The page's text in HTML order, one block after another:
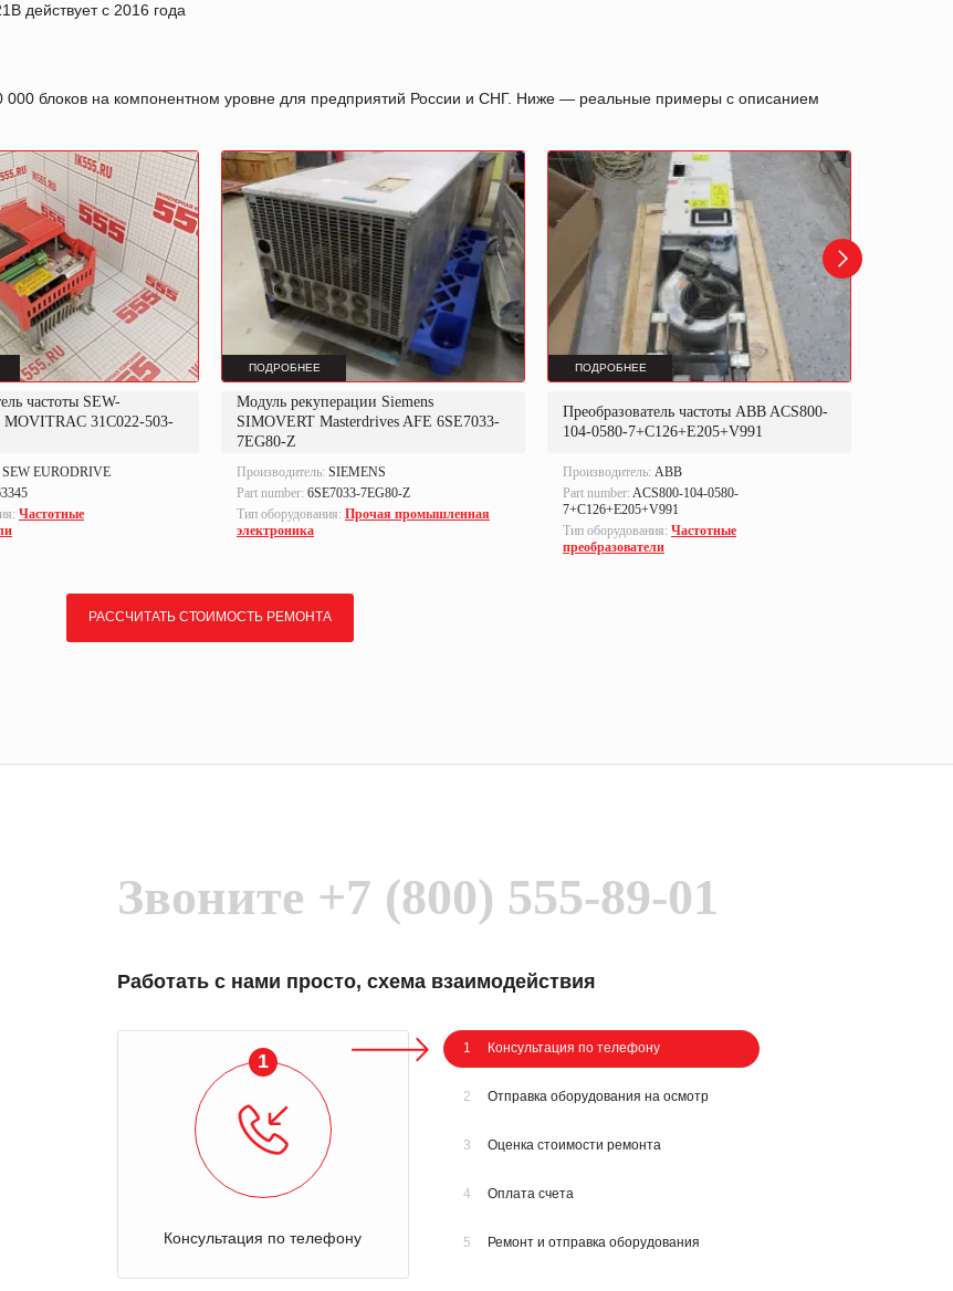
действует с 2016 года
блоков на компонентном уровне для предприятий России и СНГ. Ниже — реальные примеры с описанием
частоты SEW-
31C022-503-
SEW EURODRIVE
Частотные
ПОДРОБНЕЕ
Модуль рекуперации Siemens
SIMOVERT Masterdrives AFE 6SE7033-
7EG80-Z
Производитель: SIEMENS
Part number: 6SE7033-7EG80-Z
Тип оборудования: Прочая промышленная
электроника
ПОДРОБНЕЕ
Преобразователь частоты ABB ACS800-
104-0580-7+C126+E205+V991
Производитель: ABB
Part number: ACS800-104-0580-
7+C126+E205+V991
Тип оборудования: Частотные
преобразователи
РАССЧИТАТЬ СТОИМОСТЬ РЕМОНТА
Звоните +7 (800) 555-89-01
Работать с нами просто, схема взаимодействия
1
Консультация по телефону
1 Консультация по телефону
2 Отправка оборудования на осмотр
3 Оценка стоимости ремонта
4 Оплата счета
5 Ремонт и отправка оборудования